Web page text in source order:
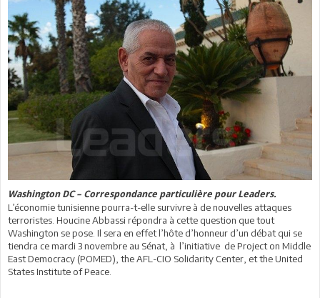
Washington DC – Correspondance particulière pour Leaders.
L’économie tunisienne pourra-t-elle survivre à de nouvelles attaques
terroristes. Houcine Abbassi répondra à cette question que tout
Washington se pose. Il sera en effet l’hôte d’honneur d’un débat qui se
tiendra ce mardi 3 novembre au Sénat, à l’initiative de Project on Middle
East Democracy (POMED), the AFL-CIO Solidarity Center, et the United
States Institute of Peace.